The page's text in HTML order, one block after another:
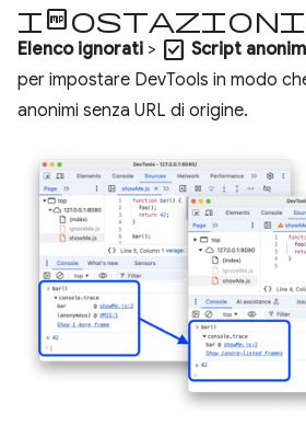
impostazioni
Elenco ignorati > check_box Script
per impostare DevTools in modo
anonimi senza URL di origine.